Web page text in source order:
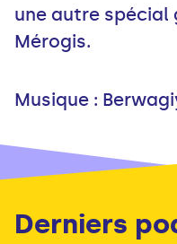
une autre spécial
Mérogis.
Musique :
Derniers